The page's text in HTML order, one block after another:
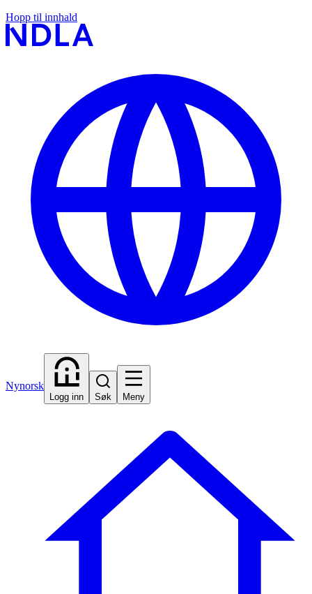
Hopp til innhald
Nynorsk
Logg inn Søk Meny